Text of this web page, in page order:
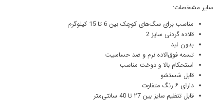
سایر مشخصات:
مناسب برای سگ‌های کوچک بین 6 تا 15 کیلوگرم
قلاده گردنی سایز 2
بدون لید
تسمه فوق‌الاده نرم و ضد حساسیت
استحکام بالا و دوخت مناسب
قابل شستشو
دارای ۶ رنگ متفاوت
قابل تنظیم سایز بین ۲7 تا 40 سانتی‌متر